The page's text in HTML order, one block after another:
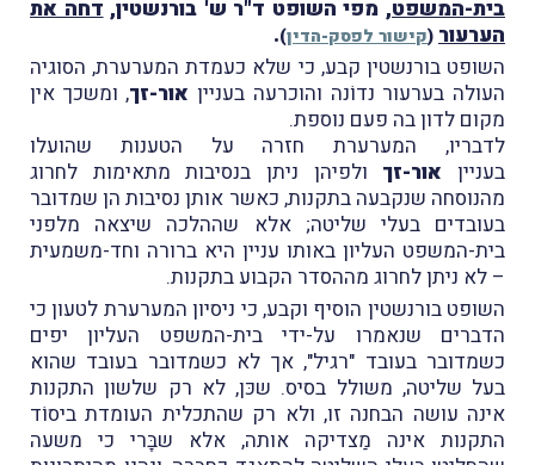
בית-המשפט, מפי השופט ד"ר ש' בורנשטין,דחה את
הערעור(קישור לפסק-הדין)
.
השופט בורנשטין קבע, כי שלא כעמדת המערערת, הסוגיה
העולה בערעור נדוֹנה והוכרעה בעניין אור-זך, ומשכך אין
מקום לדון בה פעם נוספת.
לדבריו, המערערת חזרה על הטענות שהועלו
בעניין אור-זך ולפיהן ניתן בנסיבות מתאימות לחרוג
מהנוסחה שנקבעה בתקנות, כאשר אותן נסיבות הן שמדובר
בעובדים בעלי שליטה; אלא שההלכה שיצאה מלפני
בית-המשפט העליון באותו עניין היא ברורה וחד-משמעית
– לא ניתן לחרוג מההסדר הקבוע בתקנות.
השופט בורנשטין הוסיף וקבע, כי ניסיון המערערת לטעון כי
הדברים שנאמרו על-ידי בית-המשפט העליון יפים
כשמדובר בעובד "רגיל", אך לא כשמדובר בעובד שהוא
בעל שליטה, משולל בסיס. שכּן, לא רק שלשון התקנות
אינה עושה הבחנה זו, ולא רק שהתכלית העומדת ביסוֹד
התקנות אינה מַצדיקה אותה, אלא שבָּרי כי משעה